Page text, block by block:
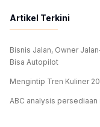
Artikel Terkini
Bisnis Jalan, Owner
Bisa Autopilot
Mengintip Tren Kuliner
ABC analysis